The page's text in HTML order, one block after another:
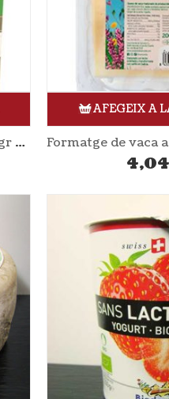
Formatge de cabra ratllat 100 gr ANDECHSER NATUR
AFEGEIX A
4,04